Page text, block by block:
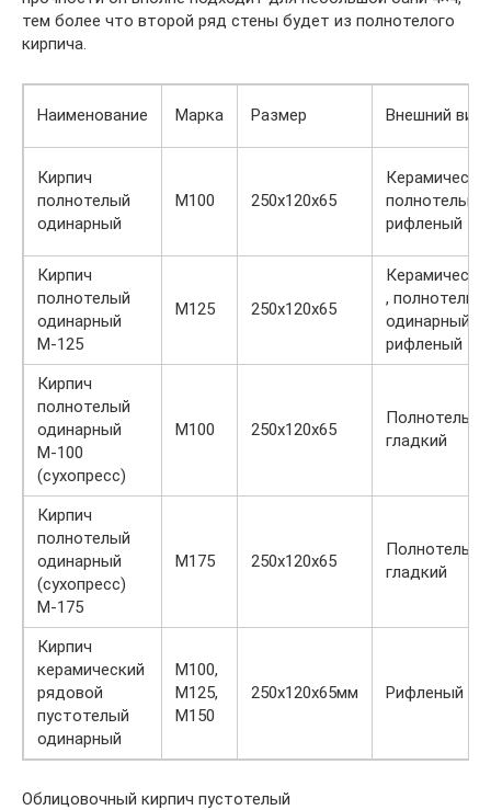
тем более что второй ряд стены будет из полнотелого
кирпича.
Наименование Марка Размер Внешний вид
Кирпич
полнотелый
одинарный
M100 250x120x65
полнотелый,
рифленый
Кирпич
полнотелый
одинарный
М-125
М125 250x120x65
, полнотелый,
одинарный,
рифленый
Кирпич
полнотелый
одинарный
М-100
(сухопресс)
М100 250x120x65
Полнотелый,
гладкий
Кирпич
полнотелый
одинарный
(сухопресс)
М-175
М175 250х120х65
Полнотелый,
гладкий
Кирпич
керамический
рядовой
пустотелый
одинарный
М100,
М125,
М150
250х120х65мм Рифленый
Облицовочный кирпич пустотелый